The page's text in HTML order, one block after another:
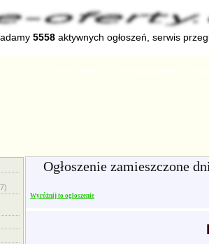
5558 aktywnych ogłoszeń, serwis
Ogłoszenie zamieszczone
Wyróżnij to ogłoszenie